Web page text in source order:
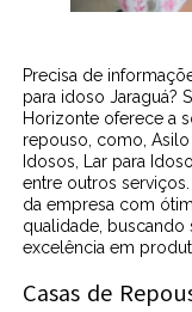
Precisa de
para idoso Jaraguá?
Horizonte oferece a
repouso, como,
Idosos, Lar para
entre outros
da empresa com
qualidade, buscando
excelência em
Casas de